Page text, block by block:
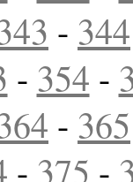
- 344
- 354 -
- 365
- 375 -